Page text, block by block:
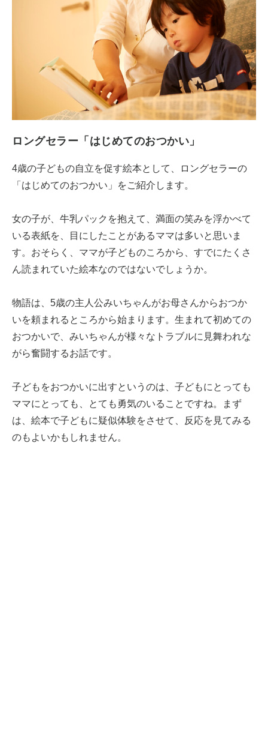
ロングセラー「はじめてのおつかい」
4歳の子どもの自立を促す絵本として、ロングセラーの
「はじめてのおつかい」をご紹介します。
女の子が、牛乳パックを抱えて、満面の笑みを浮かべて
いる表紙を、目にしたことがあるママは多いと思いま
す。おそらく、ママが子どものころから、すでにたくさ
ん読まれていた絵本なのではないでしょうか。
物語は、5歳の主人公みいちゃんがお母さんからおつか
いを頼まれるところから始まります。生まれて初めての
おつかいで、みいちゃんが様々なトラブルに見舞われな
がら奮闘するお話です。
子どもをおつかいに出すというのは、子どもにとっても
ママにとっても、とても勇気のいることですね。まず
は、絵本で子どもに疑似体験をさせて、反応を見てみる
のもよいかもしれません。